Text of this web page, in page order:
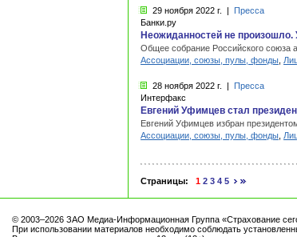
29 ноября 2022 г.
Пресса
Банки.ру
Неожиданностей не
Общее собрание Российского союза
Ассоциации, союзы, пулы, фонды
28 ноября 2022 г.
Пресса
Интерфакс
Евгений Уфимцев стал
Евгений Уфимцев избран
Ассоциации, союзы, пулы, фонды
Страницы: 1 2 3 4 5
© 2003–2026 ЗАО Медиа-Информационная Группа «Страхование
При использовании материалов необходимо соблюдать